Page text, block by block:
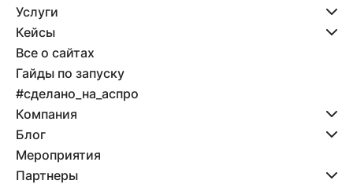
Услуги
Кейсы
Все о сайтах
Гайды по запуску
#сделано_на_аспро
Компания
Блог
Мероприятия
Партнеры